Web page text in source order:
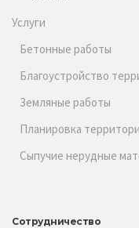
Услуги
Бетонные работы
Благоустройство
Земляные работы
Планировка
Сыпучие нерудные
Сотрудничество